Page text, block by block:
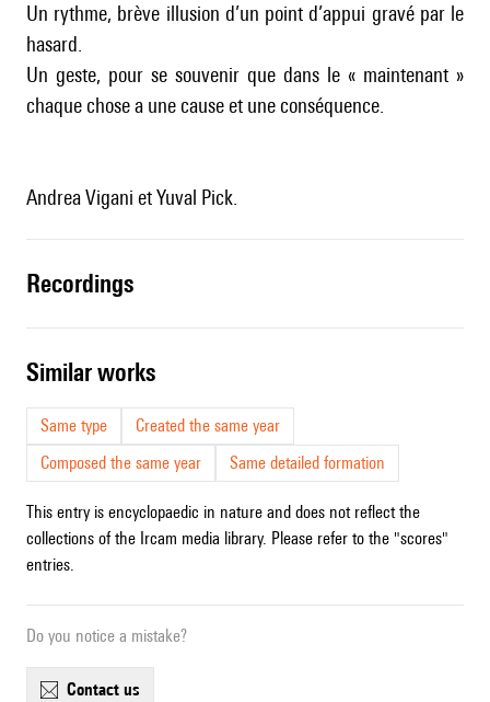
Un rythme, brève illusion d’un point d’appui gravé par le
hasard.
Un geste, pour se souvenir que dans le « maintenant »
chaque chose a une cause et une conséquence.
Andrea Vigani et Yuval Pick.
recordings
similar works
Same type
Created the same year
Composed the same year
Same detailed formation
This entry is encyclopaedic in nature and does not reflect the
collections of the Ircam media library. Please refer to the "scores"
entries.
Do you notice a mistake?
contact us